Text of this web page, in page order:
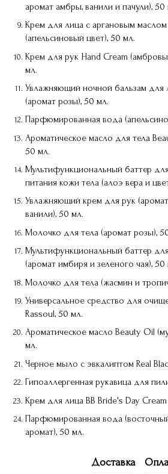
аромат амбры, ванили и пачули), 50
Крем для лица с аргановым маслом
(апельсиновый цвет), 50 мл.
Крем для рук Hand Cream
мл.
Увлажняющий ночной бальзам для
(аромат розы), 50 мл.
Парфюмированная вода
Ароматическое масло для тела
50 мл.
Мультифункциональный баттер
питания кожи тела (алоэ вера и
Увлажняющий крем для рук
ванили), 50 мл.
Молочко для тела (аромат розы),
Мультифункциональный баттер
(аромат имбиря и зеленого чая), 50
Молочко для тела (жасмин и
Универсальное средство для
Rassoul, 50 мл.
Ароматическое масло Beauty Oil
мл.
Черное мыло с эвкалиптом Real
Гипоаллергенная рукавица для
Крем для лица BB Bride's Day
Парфюмированная вода
аромат), 50 мл.
Доставка